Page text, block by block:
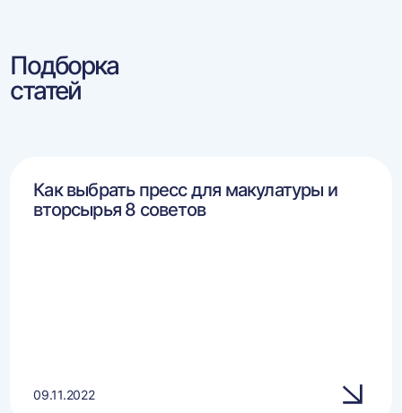
Подборка
статей
Как выбрать пресс для макулатуры и
вторсырья 8 советов
09.11.2022